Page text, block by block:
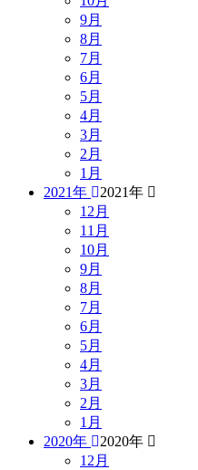
9月
8月
7月
6月
5月
4月
3月
2月
1月
2021年
2021年
12月
11月
10月
9月
8月
7月
6月
5月
4月
3月
2月
1月
2020年
2020年
12月